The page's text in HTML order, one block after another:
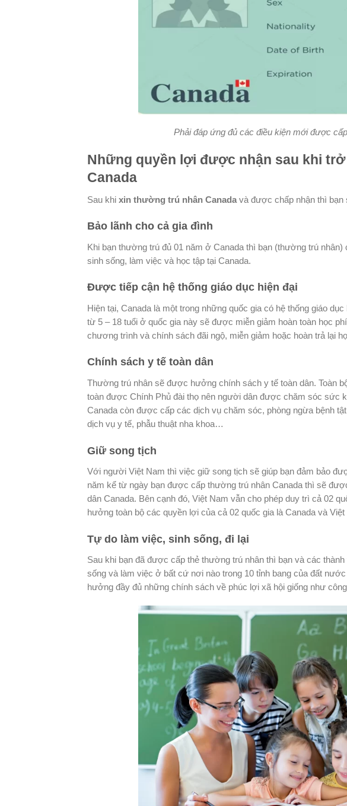
Phải đáp ứng đủ các điều kiện mới được
Những quyền lợi được nhận sau khi
Canada
Sau khi xin thường trú nhân Canada và được chấp nhận thì
Bảo lãnh cho cả gia đình
Khi bạn thường trú đủ 01 năm ở Canada thì bạn (thường trú
sinh sống, làm việc và học tập tại Canada.
Được tiếp cận hệ thống giáo dục hiện đại
Hiện tại, Canada là một trong những quốc gia có hệ thống giáo
từ 5 – 18 tuổi ở quốc gia này sẽ được miễn giảm hoàn toàn học
chương trình và chính sách đãi ngộ, miễn giảm hoặc hoàn trả lại
Chính sách y tế toàn dân
Thường trú nhân sẽ được hưởng chính sách y tế toàn dân. Toàn
toàn được Chính Phủ đài thọ nên người dân được chăm sóc sức
Canada còn được cấp các dịch vụ chăm sóc, phòng ngừa bệnh
dịch vụ y tế, phẫu thuật nha khoa…
Giữ song tịch
Với người Việt Nam thì việc giữ song tịch sẽ giúp bạn đảm bảo
năm kể từ ngày bạn được cấp thường trú nhân Canada thì sẽ
dân Canada. Bên cạnh đó, Việt Nam vẫn cho phép duy trì cả 02
hưởng toàn bộ các quyền lợi của cả 02 quốc gia là Canada và Việt
Tự do làm việc, sinh sống, đi lại
Sau khi bạn đã được cấp thẻ thường trú nhân thì bạn và các
sống và làm việc ở bất cứ nơi nào trong 10 tỉnh bang của đất
hưởng đầy đủ những chính sách về phúc lợi xã hội giống như